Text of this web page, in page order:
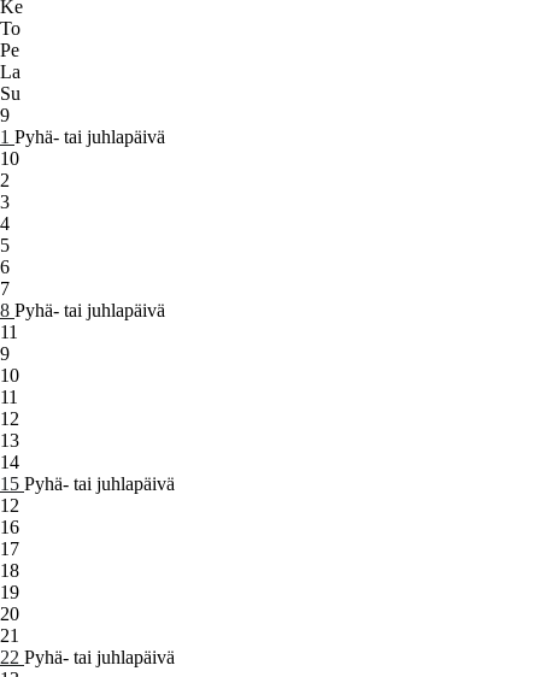
Ke
To
Pe
La
Su
9
1 Pyhä- tai juhlapäivä
10
2
3
4
5
6
7
8 Pyhä- tai juhlapäivä
11
9
10
11
12
13
14
15 Pyhä- tai juhlapäivä
12
16
17
18
19
20
21
22 Pyhä- tai juhlapäivä